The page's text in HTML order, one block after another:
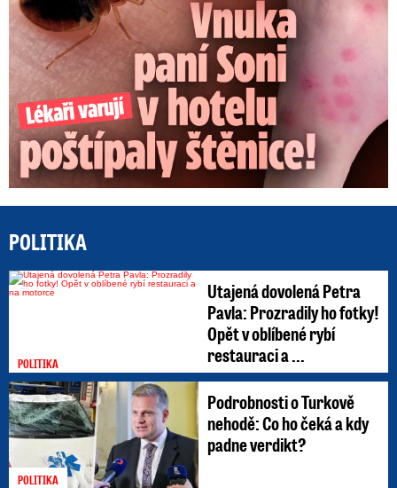
POLITIKA
POLITIKA
Utajená dovolená Petra
Pavla: Prozradily ho fotky!
Opět v oblíbené rybí
restauraci a ...
POLITIKA
Podrobnosti o Turkově
nehodě: Co ho čeká a kdy
padne verdikt?